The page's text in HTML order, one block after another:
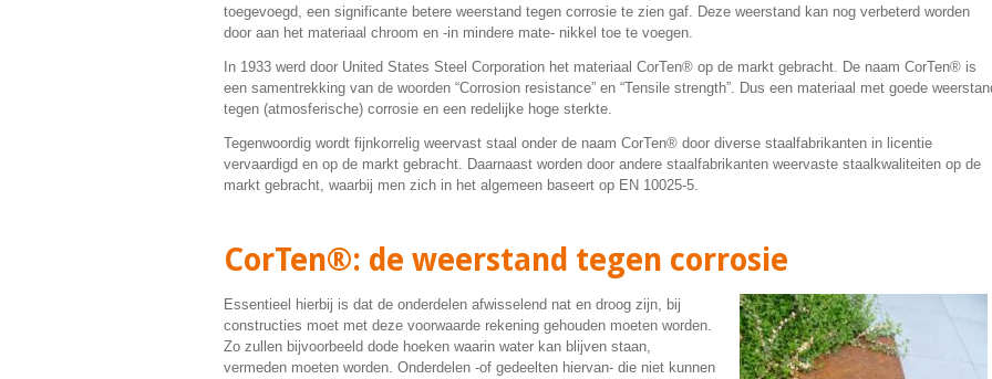
toegevoegd, een significante betere weerstand tegen corrosie te zien gaf. Deze weerstand kan nog verbeterd worden
door aan het materiaal chroom en -in mindere mate- nikkel toe te voegen.
In 1933 werd door United States Steel Corporation het materiaal CorTen® op de markt gebracht. De naam CorTen® is
een samentrekking van de woorden “Corrosion resistance” en “Tensile strength”. Dus een materiaal met goede
tegen (atmosferische) corrosie en een redelijke hoge sterkte.
Tegenwoordig wordt fijnkorrelig weervast staal onder de naam CorTen® door diverse staalfabrikanten in licentie
vervaardigd en op de markt gebracht. Daarnaast worden door andere staalfabrikanten weervaste staalkwaliteiten op de
markt gebracht, waarbij men zich in het algemeen baseert op EN 10025-5.
CorTen®: de weerstand tegen corrosie
Essentieel hierbij is dat de onderdelen afwisselend nat en droog zijn, bij
constructies moet met deze voorwaarde rekening gehouden moeten worden.
Zo zullen bijvoorbeeld dode hoeken waarin water kan blijven staan,
vermeden moeten worden. Onderdelen -of gedeelten hiervan- die niet kunnen